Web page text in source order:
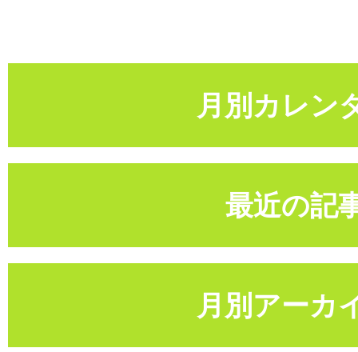
月別カレン
最近の記
月別アーカ